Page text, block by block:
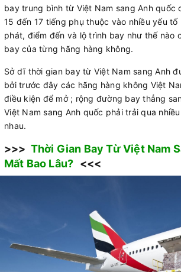
bay trung bình từ Việt Nam sang Anh quốc
15 đến 17 tiếng phụ thuộc vào nhiều yếu
phát, điểm đến và lộ trình bay như thế nào
bay của từng hãng hàng không.
Sở dĩ thời gian bay từ Việt Nam sang Anh
bởi trước đây các hãng hàng không Việt
điều kiện để mở ; rộng đường bay thẳng
Việt Nam sang Anh quốc phải trải qua
nhau.
>>> Thời Gian Bay Từ Việt Nam
Mất Bao Lâu? <<<